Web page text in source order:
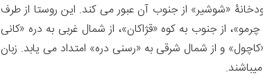
«شوشیر» از جنوب آن عبور می کند. این روستا از طرف
از جنوب به كوه «قژاكان»، از شمال غربی به دره «كانی
و از شمال شرقی به «رسنی دره» امتداد می یابد. زبان